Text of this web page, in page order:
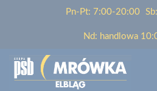
Pn-Pt: 7:00-20:00
Nd: handlowa